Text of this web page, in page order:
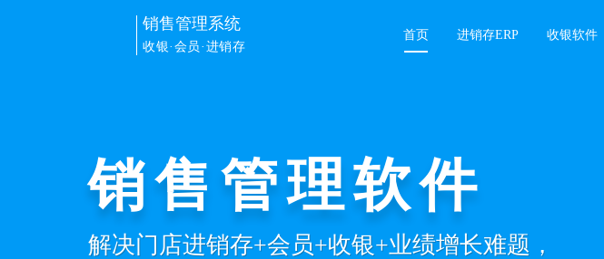
销售管理系统
收银·会员·进销存
首页 进销存ERP 收银软件
销售管理软件
解决门店进销存+会员+收银+业绩增长难题，